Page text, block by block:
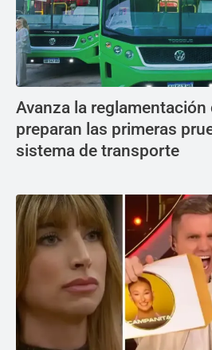
Avanza la reglamentación
preparan las primeras
sistema de transporte